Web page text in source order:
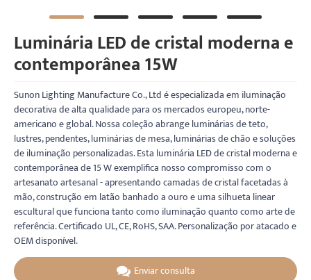
Luminária LED de cristal moderna e
contemporânea 15W
Sunon Lighting Manufacture Co., Ltd é especializada em iluminação
decorativa de alta qualidade para os mercados europeu, norte-
americano e global. Nossa coleção abrange luminárias de teto,
lustres, pendentes, luminárias de mesa, luminárias de chão e soluções
de iluminação personalizadas. Esta luminária LED de cristal moderna e
contemporânea de 15 W exemplifica nosso compromisso com o
artesanato artesanal - apresentando camadas de cristal facetadas à
mão, construção em latão banhado a ouro e uma silhueta linear
escultural que funciona tanto como iluminação quanto como arte de
referência. Certificado UL, CE, RoHS, SAA. Personalização por atacado e
OEM disponível.
Enviar consulta